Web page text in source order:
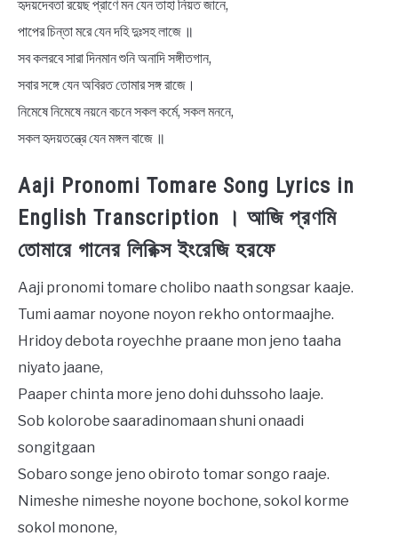
হৃদয়দেবতা রয়েছ প্রাণে মন যেন তাহা নিয়ত জানে,
পাপের চিন্তা মরে যেন দহি দুঃসহ লাজে ॥
সব কলরবে সারা দিনমান শুনি অনাদি সঙ্গীতগান,
সবার সঙ্গে যেন অবিরত তোমার সঙ্গ রাজে।
নিমেষে নিমেষে নয়নে বচনে সকল কর্মে, সকল মননে,
সকল হৃদয়তন্ত্রে যেন মঙ্গল বাজে ॥
Aaji Pronomi Tomare Song Lyrics in
English Transcription । আজি প্রণমি
তোমারে গানের লিরিক্স ইংরেজি হরফে
Aaji pronomi tomare cholibo naath songsar kaaje.
Tumi aamar noyone noyon rekho ontormaajhe.
Hridoy debota royechhe praane mon jeno taaha
niyato jaane,
Paaper chinta more jeno dohi duhssoho laaje.
Sob kolorobe saaradinomaan shuni onaadi
songitgaan
Sobaro songe jeno obiroto tomar songo raaje.
Nimeshe nimeshe noyone bochone, sokol korme
sokol monone,